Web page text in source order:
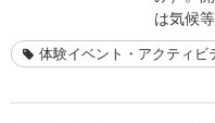
は気候
体験イベント・アクティビ